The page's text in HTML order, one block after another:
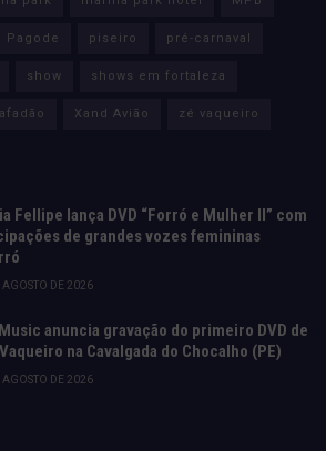
Pagode piseiro pré-carnaval
show shows em fortaleza
Xand Avião zé vaqueiro
Fellipe lança DVD “Forró e Mulher II” com
de grandes vozes femininas
AGOSTO DE 2026
anuncia gravação do primeiro DVD de
na Cavalgada do Chocalho (PE)
AGOSTO DE 2026